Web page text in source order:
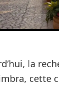
la
cette